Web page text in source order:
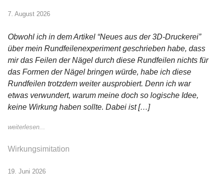
7. August 2026
Obwohl ich in dem Artikel “Neues aus der 3D-Druckerei”
über mein Rundfeilenexperiment geschrieben habe, dass
mir das Feilen der Nägel durch diese Rundfeilen nichts für
das Formen der Nägel bringen würde, habe ich diese
Rundfeilen trotzdem weiter ausprobiert. Denn ich war
etwas verwundert, warum meine doch so logische Idee,
keine Wirkung haben sollte. Dabei ist […]
weiterlesen...
Wirkungsimitation
19. Juni 2026